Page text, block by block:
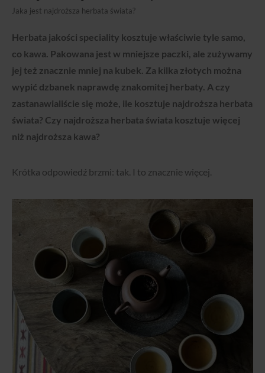
Jaka jest najdroższa herbata świata?
Herbata jakości speciality kosztuje właściwie tyle samo,
co kawa. Pakowana jest w mniejsze paczki, ale zużywamy
jej też znacznie mniej na kubek. Za kilka złotych można
wypić dzbanek naprawdę znakomitej herbaty. A czy
zastanawialiście się może, ile kosztuje najdroższa herbata
świata? Czy najdroższa herbata świata kosztuje więcej
niż najdroższa kawa?
Krótka odpowiedź brzmi: tak. I to znacznie więcej.